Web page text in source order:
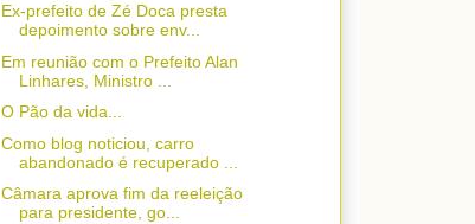
Ex-prefeito de Zé Doca presta
depoimento sobre env...
Em reunião com o Prefeito Alan
Linhares, Ministro ...
O Pão da vida...
Como blog noticiou, carro
abandonado é recuperado ...
Câmara aprova fim da reeleição
para presidente, go...